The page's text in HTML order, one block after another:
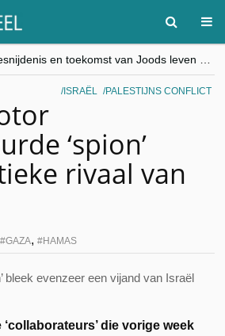
“Besnijdenisdebat toont hoe moeilijk seculiere Westen minderheden begrijpt”, Jinnih Beels (Vooruit)
CITYTRIP | ROEMENIË – Boekarest: de verrassing van Oost-Europa
ISRAËL PALESTIJNS CONFLICT
‘spion’
rivaal van
GAZA, HAMAS
bleek evenzeer een vijand van Israël
‘collaborateurs’ die vorige week